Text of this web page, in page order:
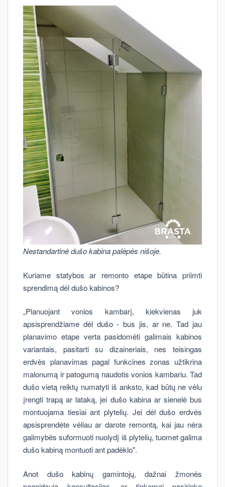
Nestandartinė dušo kabina palėpės nišoje.
Kuriame statybos ar remonto etape būtina priimti
sprendimą dėl dušo kabinos?
„Planuojant vonios kambarį, kiekvienas juk
apsisprendžiame dėl dušo - bus jis, ar ne. Tad jau
planavimo etape verta pasidomėti galimais kabinos
variantais, pasitarti su dizaineriais, nes teisingas
erdvės planavimas pagal funkcines zonas užtikrina
malonumą ir patogumą naudotis vonios kambariu. Tad
dušo vietą reiktų numatyti iš anksto, kad būtų ne vėlu
įrengti trapą ar lataką, jei dušo kabina ar sienelė bus
montuojama tiesiai ant plytelių. Jei dėl dušo erdvės
apsisprendėte vėliau ar darote remontą, kai jau nėra
galimybės suformuoti nuolydį iš plytelių, tuomet galima
dušo kabiną montuoti ant padėklo".
Anot dušo kabinų gamintojų, dažnai žmonės